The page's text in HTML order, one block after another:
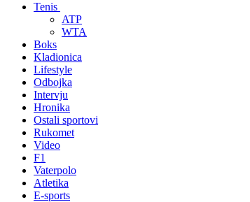
Tenis
ATP
WTA
Boks
Kladionica
Lifestyle
Odbojka
Intervju
Hronika
Ostali sportovi
Rukomet
Video
F1
Vaterpolo
Atletika
E-sports